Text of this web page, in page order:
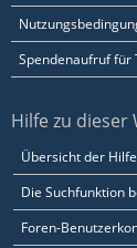
Spendenaufruf für
Hilfe zu dieser
Übersicht der
Die Suchfunktion
Foren-